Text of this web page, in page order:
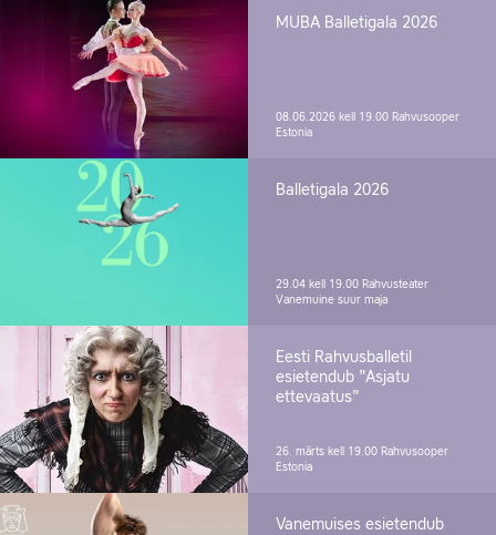
MUBA Balletigala 2026
08.06.2026 kell 19.00 Rahvusooper
Estonia
Balletigala 2026
29.04 kell 19.00 Rahvusteater
Vanemuine suur maja
Eesti Rahvusballetil
esietendub "Asjatu
ettevaatus"
26. märts kell 19.00 Rahvusooper
Estonia
Vanemuises esietendub